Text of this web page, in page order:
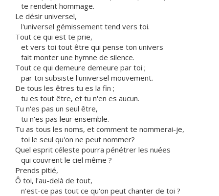
te rendent hommage.
Le désir universel,
l'universel gémissement tend vers toi.
Tout ce qui est te prie,
et vers toi tout être qui pense ton univers
fait monter une hymne de silence.
Tout ce qui demeure demeure par toi ;
par toi subsiste l'universel mouvement.
De tous les êtres tu es la fin ;
tu es tout être, et tu n'en es aucun.
Tu n'es pas un seul être,
tu n'es pas leur ensemble.
Tu as tous les noms, et comment te nommerai-je,
toi le seul qu'on ne peut nommer?
Quel esprit céleste pourra pénétrer les nuées
qui couvrent le ciel même ?
Prends pitié,
Ô toi, l'au-delà de tout,
n'est-ce pas tout ce qu'on peut chanter de toi ?